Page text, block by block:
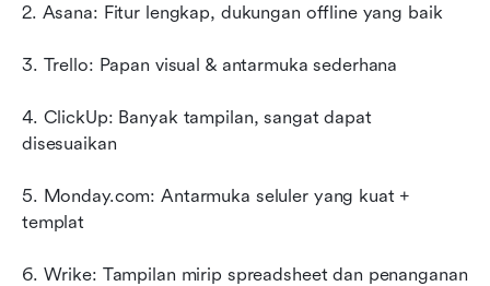
2. Asana: Fitur lengkap, dukungan offline yang baik
3. Trello: Papan visual & antarmuka sederhana
4. ClickUp: Banyak tampilan, sangat dapat
disesuaikan
5. Monday.com: Antarmuka seluler yang kuat +
templat
6. Wrike: Tampilan mirip spreadsheet dan penanganan